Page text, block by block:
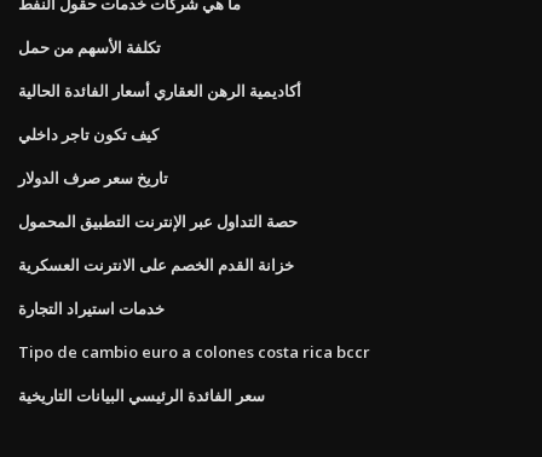
تكلفة الأسهم من حمل
أكاديمية الرهن العقاري أسعار الفائدة الحالية
كيف تكون تاجر داخلي
تاريخ سعر صرف الدولار
حصة التداول عبر الإنترنت التطبيق المحمول
خزانة القدم الخصم على الانترنت العسكرية
خدمات استيراد التجارة
Tipo de cambio euro a colones costa rica bccr
سعر الفائدة الرئيسي البيانات التاريخية